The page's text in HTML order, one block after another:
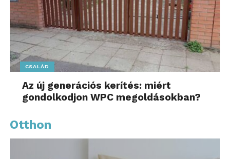
CSALÁD
Az új generációs kerítés: miért
gondolkodjon WPC megoldásokban?
Otthon